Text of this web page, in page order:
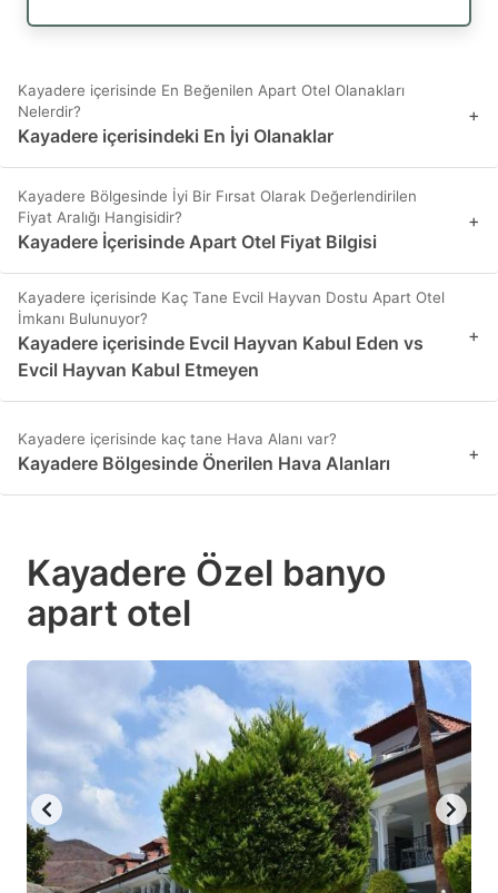
Kayadere içerisinde En Beğenilen Apart Otel Olanakları
Nelerdir?
Kayadere içerisindeki En İyi Olanaklar
+
Kayadere Bölgesinde İyi Bir Fırsat Olarak Değerlendirilen
Fiyat Aralığı Hangisidir?
Kayadere İçerisinde Apart Otel Fiyat Bilgisi
+
Kayadere içerisinde Kaç Tane Evcil Hayvan Dostu Apart Otel
İmkanı Bulunuyor?
Kayadere içerisinde Evcil Hayvan Kabul Eden vs
Evcil Hayvan Kabul Etmeyen
+
Kayadere içerisinde kaç tane Hava Alanı var?
Kayadere Bölgesinde Önerilen Hava Alanları +
Kayadere Özel banyo
apart otel